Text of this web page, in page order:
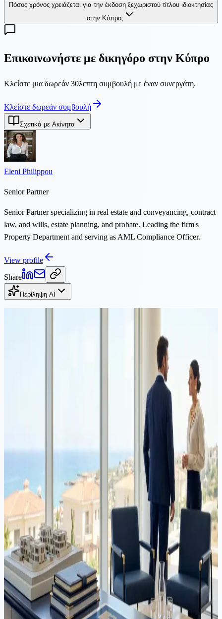
Πόσος χρόνος χρειάζεται για την έκδοση ξεχωριστού τίτλου ιδιοκτησίας
στην Κύπρο;
Επικοινωνήστε με δικηγόρο στην Κύπρο
Κλείστε μια δωρεάν 30λεπτη συμβουλή με έναν συνεργάτη.
Κλείστε δωρεάν συμβουλή
Σχετικά με Ακίνητα
Eleni Philippou
Senior Partner
Senior Partner specializing in real estate and conveyancing, contract
law, and wills, estate planning, and probate. Leading the firm's
Property Department and serving as AML Compliance Officer.
View profile
Share
Περίληψη AI
Αγορά ακινήτου στην Κύπρο και απόκτηση διαμονής: ένας
Χιλιάδες υπήκοοι εκτός ΕΕ αγοράζουν ακίνητα στην Κύπρο κάθε
χρόνο για να πληρούν τις προϋποθέσεις για ταχεία μόνιμη διαμονή.
Αυτός ο οδηγός καλύπτει και τις δύο διαδικασίες μαζί: αγορά
ακινήτου και αίτηση για μόνιμη διαμονή, με κόστη, χρονικά
πλαίσια και κοινά λάθη που πρέπει να αποφύγετε.
Η κυπριακή αγορά ακινήτων σε σημείο καμπής: οι κίνδυνοι
της υπερρύθμισης
Οι προτεινόμενοι περιορισμοί στις αγορές ακινήτων από μη-ΕΕ
αγοραστές στην Κύπρο μπορεί να αντιμετωπίζουν έγκυρες
ανησυχίες, αλλά ο χρόνος και το εύρος τους κινδυνεύουν να
στείλουν λάθος μήνυμα στους διεθνείς επενδυτές. Το πραγματικό
ζήτημα είναι η προσφορά κατοικιών, όχι η ξένη ζήτηση.
Ακίνητα · 3 λεπτά ανάγνωσης
Συνιδιοκτησία Ακινήτου στην Κύπρο: Ζητήματα και Νομικές